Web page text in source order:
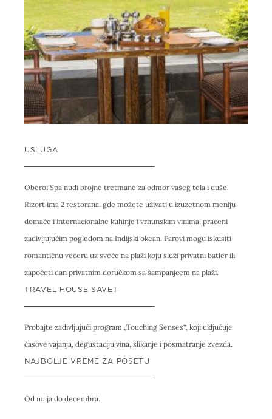
USLUGA
Oberoi Spa nudi brojne tretmane za odmor vašeg tela i duše.
Rizort ima 2 restorana, gde možete uživati u izuzetnom meniju
domaće i internacionalne kuhinje i vrhunskim vinima, praćeni
zadivljujućim pogledom na Indijski okean. Parovi mogu iskusiti
romantičnu večeru uz sveće na plaži koju služi privatni batler ili
započeti dan privatnim doručkom sa šampanjcem na plaži.
TRAVEL HOUSE SAVET
Probajte zadivljujući program „Touching Senses“, koji uključuje
časove vajanja, degustaciju vina, slikanje i posmatranje zvezda.
NAJBOLJE VREME ZA POSETU
Od maja do decembra.